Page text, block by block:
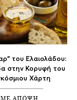
του Ελαιολάδου:
στην Κορυφή του
Χάρτη
ΜΕ ΑΠΟΨΗ